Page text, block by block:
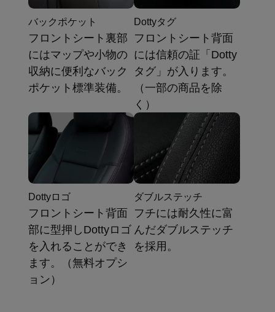
バックポケット
フロントシート裏部
にはマップや小物の
収納に便利なバック
ポケット標準装備。
Dottyタグ
フロントシート背面
には信頼の証「Dotty
タグ」が入ります。
（一部の商品を除
く）
Dottyロゴ
フロントシート背面
部に型押しDottyロゴ
を入れることができ
ます。（無料オプシ
ョン）
ダブルステッチ
フチには耐久性に富
んだダブルステッチ
を採用。